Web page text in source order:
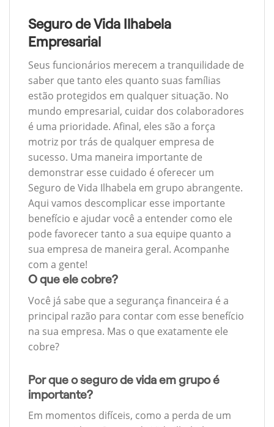
Seguro de Vida Ilhabela
Empresarial
Seus funcionários merecem a tranquilidade de
saber que tanto eles quanto suas famílias
estão protegidos em qualquer situação. No
mundo empresarial, cuidar dos colaboradores
é uma prioridade. Afinal, eles são a força
motriz por trás de qualquer empresa de
sucesso. Uma maneira importante de
demonstrar esse cuidado é oferecer um
Seguro de Vida Ilhabela em grupo abrangente.
Aqui vamos descomplicar esse importante
benefício e ajudar você a entender como ele
pode favorecer tanto a sua equipe quanto a
sua empresa de maneira geral. Acompanhe
com a gente!
O que ele cobre?
Você já sabe que a segurança financeira é a
principal razão para contar com esse benefício
na sua empresa. Mas o que exatamente ele
cobre?
Por que o seguro de vida em grupo é
importante?
Em momentos difíceis, como a perda de um